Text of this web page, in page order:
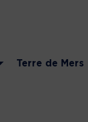
Terre de Mers